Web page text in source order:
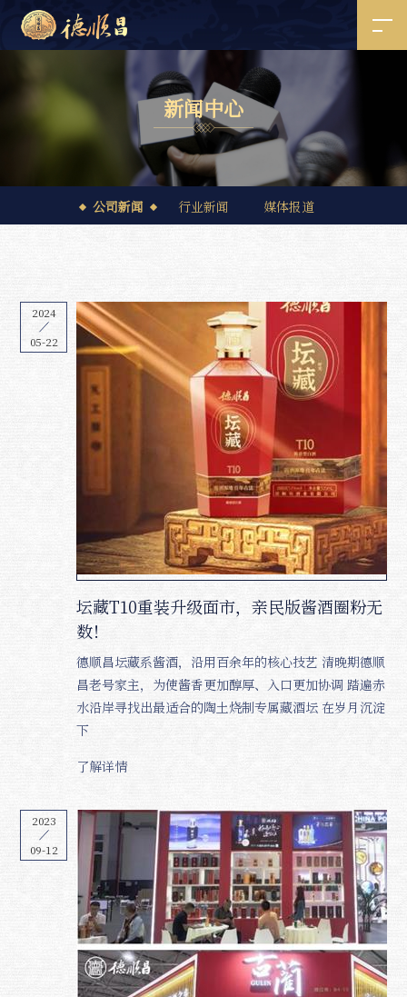
新闻中心
公司新闻 行业新闻 媒体报道
2024
05-22
坛藏T10重装升级面市，亲民版酱酒圈粉无
数！
德顺昌坛藏系酱酒，沿用百余年的核心技艺 清晚期德顺
昌老号家主，为使酱香更加醇厚、入口更加协调 踏遍赤
水沿岸寻找出最适合的陶土烧制专属藏酒坛 在岁月沉淀
下
了解详情
2023
09-12